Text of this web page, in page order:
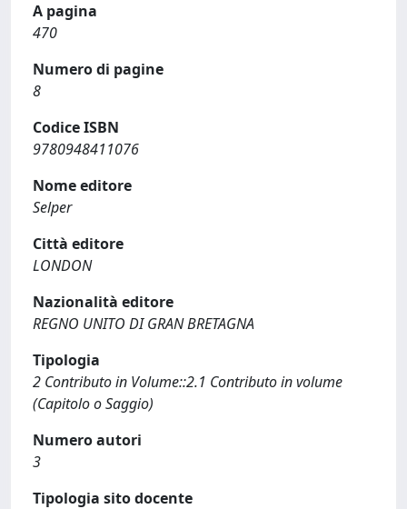
A pagina
470
Numero di pagine
8
Codice ISBN
9780948411076
Nome editore
Selper
Città editore
LONDON
Nazionalità editore
REGNO UNITO DI GRAN BRETAGNA
Tipologia
2 Contributo in Volume::2.1 Contributo in volume
(Capitolo o Saggio)
Numero autori
3
Tipologia sito docente